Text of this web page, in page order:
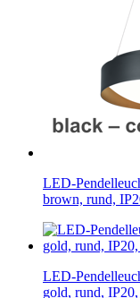
LED-
brown, rund,
LED-
gold, rund,